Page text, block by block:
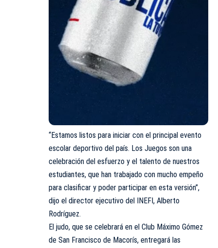
“Estamos listos para iniciar con el principal evento
escolar deportivo del país. Los Juegos son una
celebración del esfuerzo y el talento de nuestros
estudiantes, que han trabajado con mucho empeño
para clasificar y poder participar en esta versión”,
dijo el director ejecutivo del INEFI, Alberto
Rodríguez.
El judo, que se celebrará en el Club Máximo Gómez
de San Francisco de Macorís, entregará las